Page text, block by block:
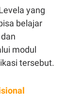
yang
belajar
modul
tersebut.